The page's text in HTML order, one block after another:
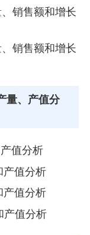
销售额和增长
销售额和增长
量、产值分
值分析
产值分析
产值分析
产值分析